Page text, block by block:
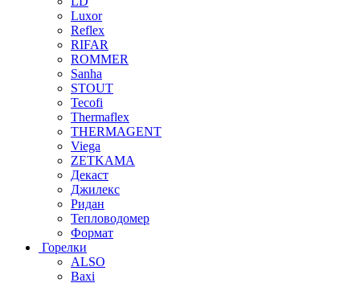
Luxor
Reflex
RIFAR
ROMMER
Sanha
STOUT
Tecofi
Thermaflex
THERMAGENT
Viega
ZETKAMA
Декаст
Джилекс
Ридан
Тепловодомер
Формат
Горелки
ALSO
Baxi